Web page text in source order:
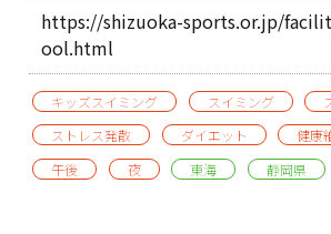
https://shizuoka-sports.or.jp/
ool.html
キッズスイミング スイミング
ストレス発散
ダイエット 健康
午後
夜 東海 静岡県